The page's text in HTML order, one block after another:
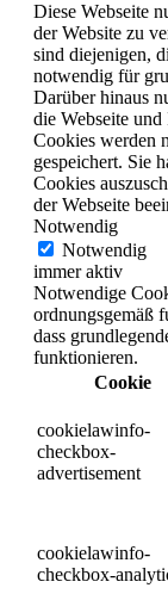
Diese Webseite
der Website zu
sind diejenigen,
notwendig für
Darüber hinaus
die Webseite
Cookies werden
gespeichert. Sie
Cookies
der Webseite
Notwendig
Notwendig
immer aktiv
Notwendige
ordnungsgemäß
dass
funktionieren.
Cookie
cookielawinfo-
checkbox-
advertisement
cookielawinfo-
checkbox-